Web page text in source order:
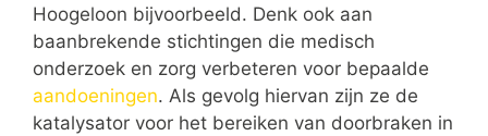
Hoogeloon bijvoorbeeld. Denk ook aan
baanbrekende stichtingen die medisch
onderzoek en zorg verbeteren voor bepaalde
aandoeningen. Als gevolg hiervan zijn ze de
katalysator voor het bereiken van doorbraken in